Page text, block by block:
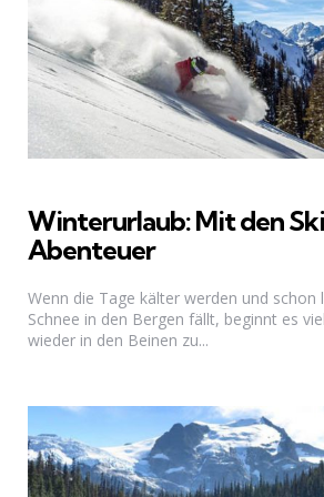
Winterurlaub: Mit den
Abenteuer
Wenn die Tage kälter werden und schon
Schnee in den Bergen fällt, beginnt es
wieder in den Beinen zu...